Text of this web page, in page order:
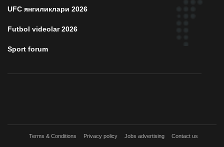
UFC янгиликлари 2026
Futbol videolar 2026
Sport forum
Terms & Conditions Privacy policy Jobs advertising Contact us